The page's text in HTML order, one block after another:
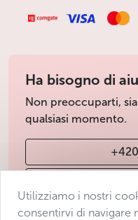
Ha bisogno di
Non preoccuparti,
qualsiasi momento.
Utilizziamo i nostri
consentirvi di navigare